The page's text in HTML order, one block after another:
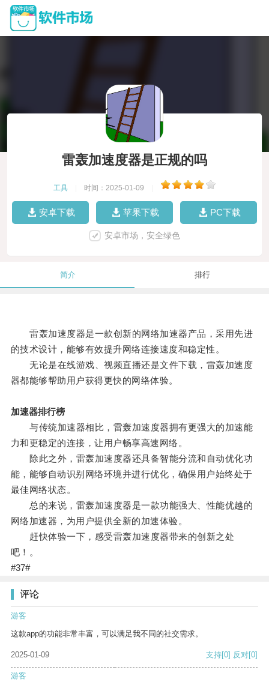
雷轰加速度器是正规的吗
工具 时间：2025-01-09
安卓下载 苹果下载 PC下载
安卓市场，安全绿色
简介 排行
雷轰加速度器是一款创新的网络加速器产品，采用先进
的技术设计，能够有效提升网络连接速度和稳定性。
无论是在线游戏、视频直播还是文件下载，雷轰加速度
器都能够帮助用户获得更快的网络体验。
加速器排行榜
与传统加速器相比，雷轰加速度器拥有更强大的加速能
力和更稳定的连接，让用户畅享高速网络。
除此之外，雷轰加速度器还具备智能分流和自动优化功
能，能够自动识别网络环境并进行优化，确保用户始终处于
最佳网络状态。
总的来说，雷轰加速度器是一款功能强大、性能优越的
网络加速器，为用户提供全新的加速体验。
赶快体验一下，感受雷轰加速度器带来的创新之处
吧！。
#37#
评论
游客
这款app的功能非常丰富，可以满足我不同的社交需求。
2025-01-09 支持[0] 反对[0]
游客